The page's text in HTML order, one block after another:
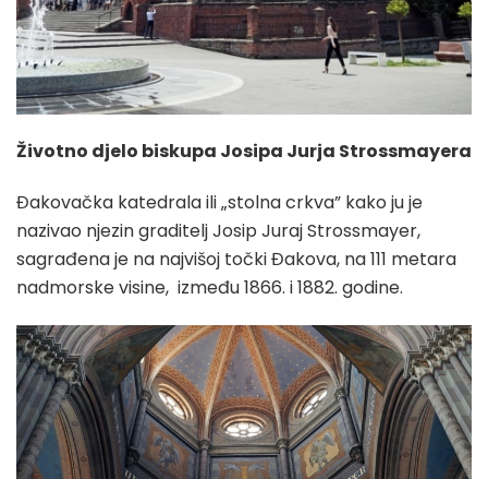
Životno djelo biskupa Josipa Jurja Strossmayera
Đakovačka katedrala ili „stolna crkva” kako ju je
nazivao njezin graditelj Josip Juraj Strossmayer,
sagrađena je na najvišoj točki Đakova, na 111 metara
nadmorske visine, između 1866. i 1882. godine.